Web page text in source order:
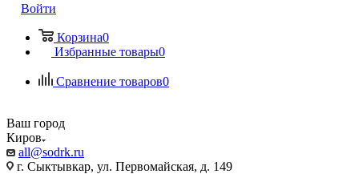
Войти
Корзина0
Избранные товары0
Сравнение товаров0
Ваш город
Киров
all@sodrk.ru
г. Сыктывкар, ул. Первомайская, д. 149